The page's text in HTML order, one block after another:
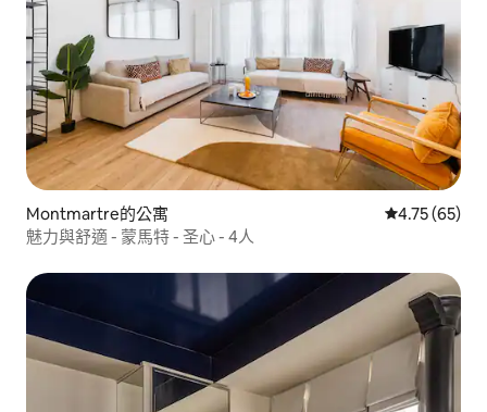
Montmartre的公寓 從 65 則評價
4.75 (65)
魅力與舒適 - 蒙馬特 - 圣心 - 4人